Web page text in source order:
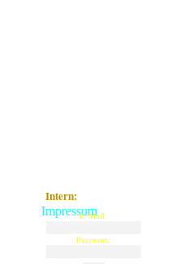
Impressum
E-Mail:
Passwort:
Intern: